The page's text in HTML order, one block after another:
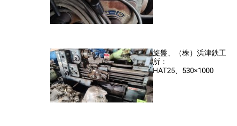
旋盤、（株）浜津鉄工
所：
HAT25、530×1000